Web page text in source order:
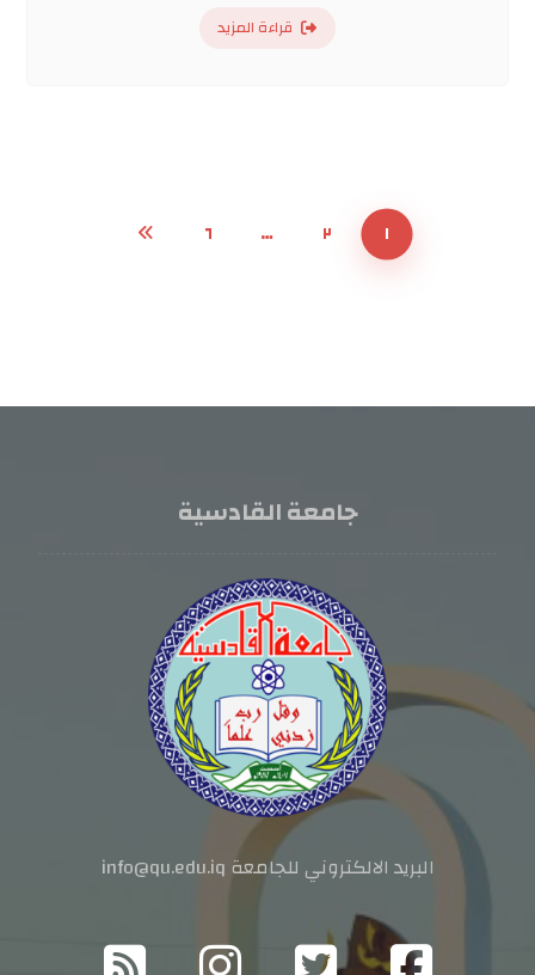
قراءة المزيد
١ ٢ … ٦
جامعة القادسية
البريد الالكتروني للجامعة info@qu.edu.iq